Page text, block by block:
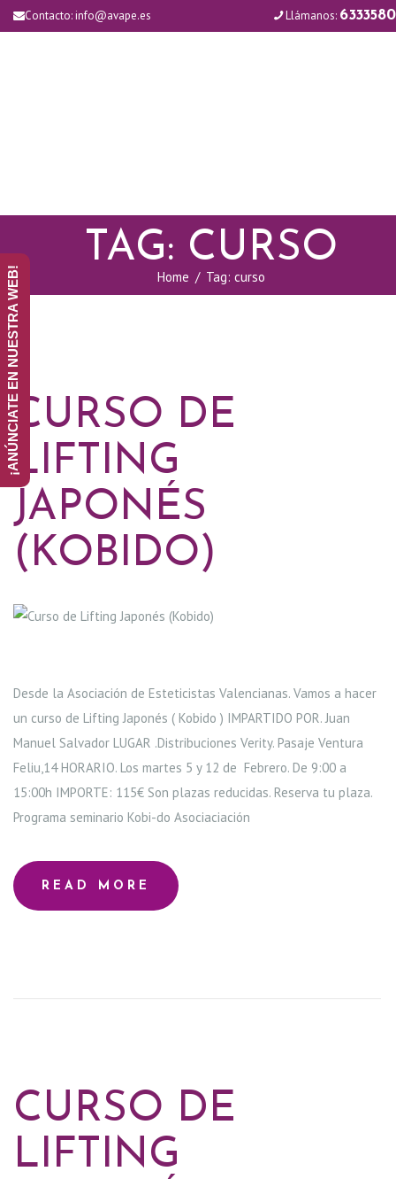
Contacto:info@avape.es Llámanos:
TAG: CURSO
Home Tag: curso
I
E
N
E
S
O
O
S
CURSO DE
LIFTING
JAPONÉS
(KOBIDO)
Desde la Asociación de Esteticistas Valencianas. Vamos a hacer
un curso de Lifting Japonés ( Kobido ) IMPARTIDO POR. Juan
Manuel Salvador LUGAR .Distribuciones Verity. Pasaje Ventura
Feliu,14 HORARIO. Los martes 5 y 12 de Febrero. De 9:00 a
15:00h IMPORTE: 115€ Son plazas reducidas. Reserva tu plaza.
Programa seminario Kobi-do Asociaciación
READ MORE
CURSO DE
LIFTING
¡ANÚNCIATE EN NUESTRA WEB!